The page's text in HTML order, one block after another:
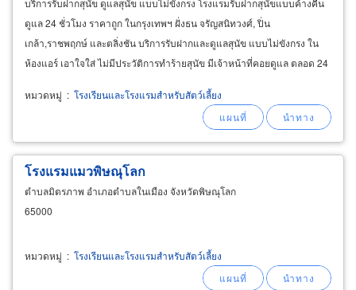
ดูแล 24 ชั่วโมง ราคาถูก ในกรุงเทพฯ ฝั่งธน จรัญสนิทวงศ์, ปิ่น
เกล้า,ราชพฤกษ์ และตลิ่งชัน บริการรับฝากและดูแลสุนัข แบบไม่ขังกรง ใน
ห้องแอร์ เอาใจใส่ ไม่มีประวัติการทำร้ายสุนัข มีเจ้าหน้าที่คอยดูแล ตลอด 24
หมวดหมู่ : โรงเรียนและโรงแรมสำหรับสัตว์เลี้ยง
โรงแรมแมวพิษณุโลก
ตำบลมิตรภาพ อำเภอตำบลในเมือง จังหวัดพิษณุโลก
65000
หมวดหมู่ : โรงเรียนและโรงแรมสำหรับสัตว์เลี้ยง